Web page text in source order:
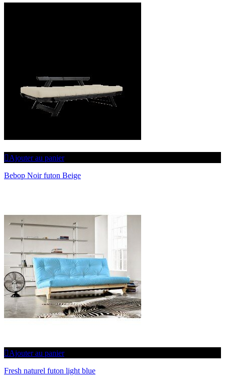
Ajouter au panier
Bebop Noir futon Beige
Ajouter au panier
Fresh naturel futon light blue